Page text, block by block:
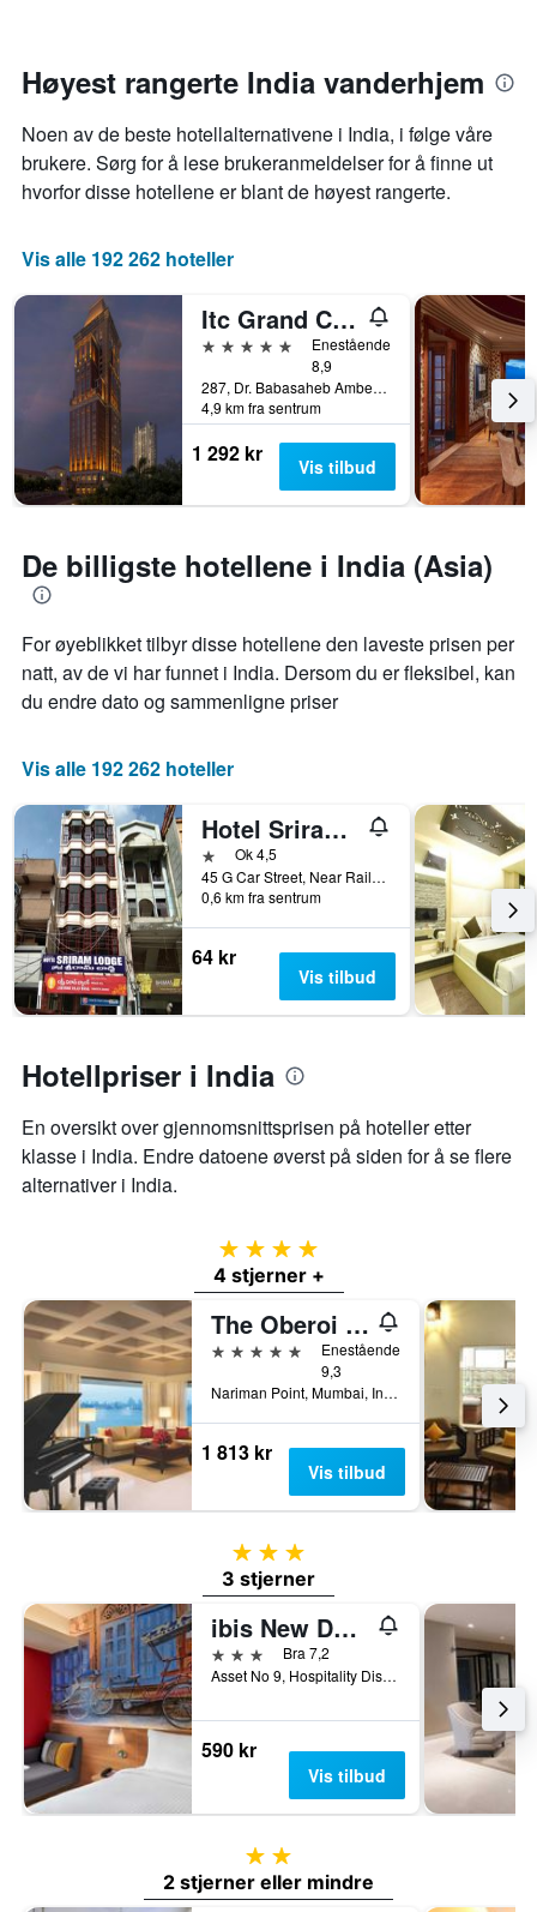
Diagrammets
X-
akse
viser
antall
før
oppholdet
Diagrammets
akse
viser
gjennomsnittsprisen
rom
Høyest rangerte India vanderhjem
Noen av de beste hotellalternativene i India, i følge våre
brukere. Sørg for å lese brukeranmeldelser for å finne ut
hvorfor disse hotellene er blant de høyest rangerte.
Vis alle 192 262 hoteller
Itc Grand Central, A Luxury Collection Hotel, Mumbai
5 stjerner
Enestående
8,9
287, Dr. Babasaheb Ambedkar Road, Mumbai, India
4,9 km fra sentrum
1 292 kr Vis tilbud
De billigste hotellene i India (Asia)
For øyeblikket tilbyr disse hotellene den laveste prisen per
natt, av de vi har funnet i India. Dersom du er fleksibel, kan
du endre dato og sammenligne priser
Vis alle 192 262 hoteller
Hotel Sriram Lodge
1 stjerne
Ok 4,5
45 G Car Street, Near Railway Station, Upstairs of Lakshmi Vilas Bank, Besides Bhimas Delux Hotel, Tirupati -, Tirupati, India
0,6 km fra sentrum
64 kr
Vis tilbud
Hotellpriser i India
En oversikt over gjennomsnittsprisen på hoteller etter
klasse i India. Endre datoene øverst på siden for å se flere
alternativer i India.
4 stjerner
4 stjerner +
The Oberoi Mumbai
5 stjerner
Enestående
9,3
Nariman Point, Mumbai, India
1 813 kr
Vis tilbud
3 stjerner
3 stjerner
ibis New Delhi Aerocity
3 stjernerBra 7,2
Asset No 9, Hospitality District, New Delhi, India
590 kr
Vis tilbud
2 stjerner
2 stjerner eller mindre